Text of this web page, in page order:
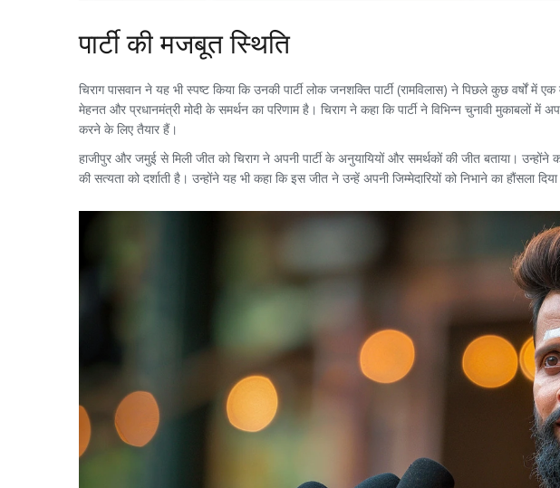
पार्टी की मजबूत स्थिति
चिराग पासवान ने यह भी स्पष्ट किया कि उनकी पार्टी लोक जनशक्ति पार्टी (रामविलास) ने पिछले कुछ वर्षों
मेहनत और प्रधानमंत्री मोदी के समर्थन का परिणाम है। चिराग ने कहा कि पार्टी ने विभिन्न चुनावी मुकाबलों
करने के लिए तैयार हैं।
हाजीपुर और जमुई से मिली जीत को चिराग ने अपनी पार्टी के अनुयायियों और समर्थकों की जीत बताया। उन्होंने
की सत्यता को दर्शाती है। उन्होंने यह भी कहा कि इस जीत ने उन्हें अपनी जिम्मेदारियों को निभाने का हौंसला